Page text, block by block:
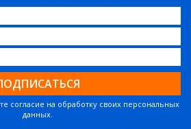
согласие на обработку своих персональных
данных.